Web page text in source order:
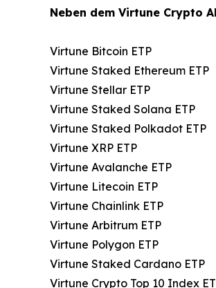
Neben dem Virtune Crypto
Virtune Bitcoin ETP
Virtune Staked Ethereum ETP
Virtune Stellar ETP
Virtune Staked Solana ETP
Virtune Staked Polkadot ETP
Virtune XRP ETP
Virtune Avalanche ETP
Virtune Litecoin ETP
Virtune Chainlink ETP
Virtune Arbitrum ETP
Virtune Polygon ETP
Virtune Staked Cardano ETP
Virtune Crypto Top 10 Index